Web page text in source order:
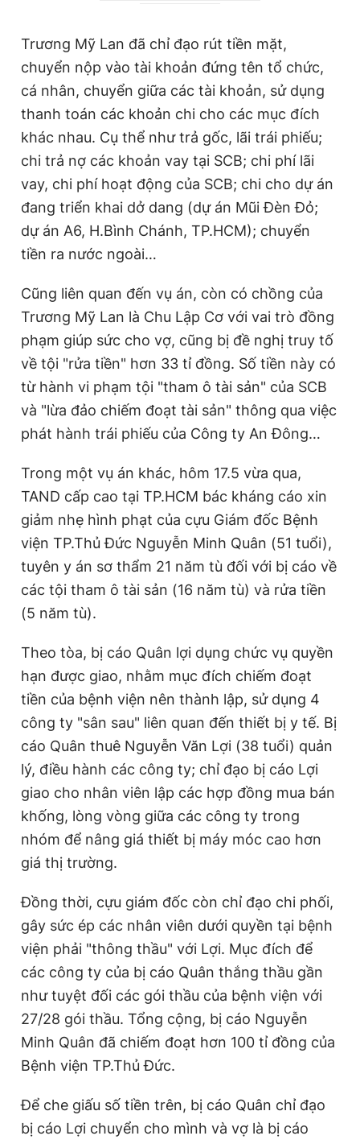
Trương Mỹ Lan đã chỉ đạo rút tiền mặt,
chuyển nộp vào tài khoản đứng tên tổ chức,
cá nhân, chuyển giữa các tài khoản, sử dụng
thanh toán các khoản chi cho các mục đích
khác nhau. Cụ thể như trả gốc, lãi trái phiếu;
chi trả nợ các khoản vay tại SCB; chi phí lãi
vay, chi phí hoạt động của SCB; chi cho dự án
đang triển khai dở dang (dự án Mũi Đèn Đỏ;
dự án A6, H.Bình Chánh, TP.HCM); chuyển
tiền ra nước ngoài…
Cũng liên quan đến vụ án, còn có chồng của
Trương Mỹ Lan là Chu Lập Cơ với vai trò đồng
phạm giúp sức cho vợ, cũng bị đề nghị truy tố
về tội "rửa tiền" hơn 33 tỉ đồng. Số tiền này có
từ hành vi phạm tội "tham ô tài sản" của SCB
và "lừa đảo chiếm đoạt tài sản" thông qua việc
phát hành trái phiếu của Công ty An Đông…
Trong một vụ án khác, hôm 17.5 vừa qua,
TAND cấp cao tại TP.HCM bác kháng cáo xin
giảm nhẹ hình phạt của cựu Giám đốc Bệnh
viện TP.Thủ Đức Nguyễn Minh Quân (51 tuổi),
tuyên y án sơ thẩm 21 năm tù đối với bị cáo về
các tội tham ô tài sản (16 năm tù) và rửa tiền
(5 năm tù).
Theo tòa, bị cáo Quân lợi dụng chức vụ quyền
hạn được giao, nhằm mục đích chiếm đoạt
tiền của bệnh viện nên thành lập, sử dụng 4
công ty "sân sau" liên quan đến thiết bị y tế. Bị
cáo Quân thuê Nguyễn Văn Lợi (38 tuổi) quản
lý, điều hành các công ty; chỉ đạo bị cáo Lợi
giao cho nhân viên lập các hợp đồng mua bán
khống, lòng vòng giữa các công ty trong
nhóm để nâng giá thiết bị máy móc cao hơn
giá thị trường.
Đồng thời, cựu giám đốc còn chỉ đạo chi phối,
gây sức ép các nhân viên dưới quyền tại bệnh
viện phải "thông thầu" với Lợi. Mục đích để
các công ty của bị cáo Quân thắng thầu gần
như tuyệt đối các gói thầu của bệnh viện với
27/28 gói thầu. Tổng cộng, bị cáo Nguyễn
Minh Quân đã chiếm đoạt hơn 100 tỉ đồng của
Bệnh viện TP.Thủ Đức.
Để che giấu số tiền trên, bị cáo Quân chỉ đạo
bị cáo Lợi chuyển cho mình và vợ là bị cáo